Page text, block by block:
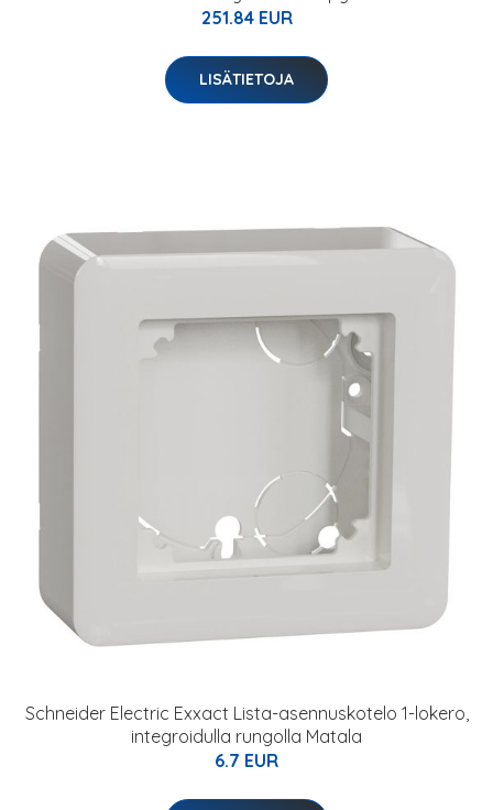
251.84 EUR
LISÄTIETOJA
Schneider Electric Exxact Lista-asennuskotelo 1-lokero,
integroidulla rungolla Matala
6.7 EUR